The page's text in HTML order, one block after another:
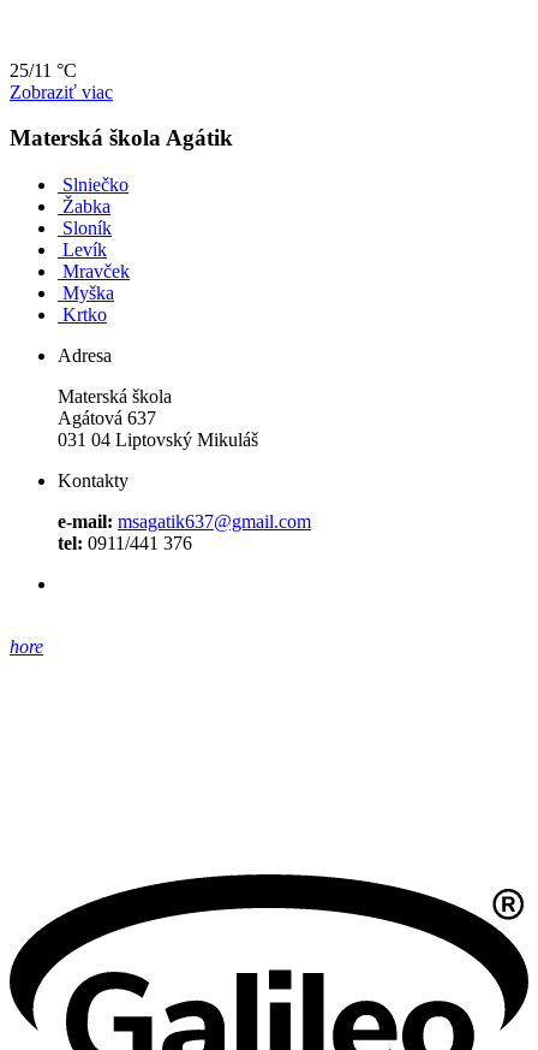
25/11 °C
Zobraziť viac
Materská škola Agátik
Slniečko
Žabka
Sloník
Levík
Mravček
Myška
Krtko
Adresa
Materská škola
Agátová 637
031 04 Liptovský Mikuláš
Kontakty
e-mail: msagatik637@gmail.com
tel: 0911/441 376
hore